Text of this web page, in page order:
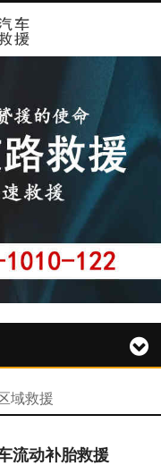
域救援
流动补胎救援